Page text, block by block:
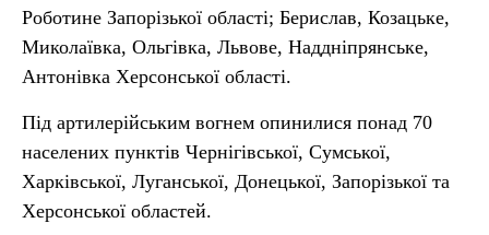
Роботине Запорізької області; Берислав, Козацьке,
Миколаївка, Ольгівка, Львове, Наддніпрянське,
Антонівка Херсонської області.
Під артилерійським вогнем опинилися понад 70
населених пунктів Чернігівської, Сумської,
Харківської, Луганської, Донецької, Запорізької та
Херсонської областей.